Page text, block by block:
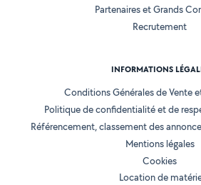
Partenaires et Grands
Recrutement
INFORMATIONS
Conditions Générales de Vente
Politique de confidentialité et de
Référencement, classement des
Mentions légales
Cookies
Location de